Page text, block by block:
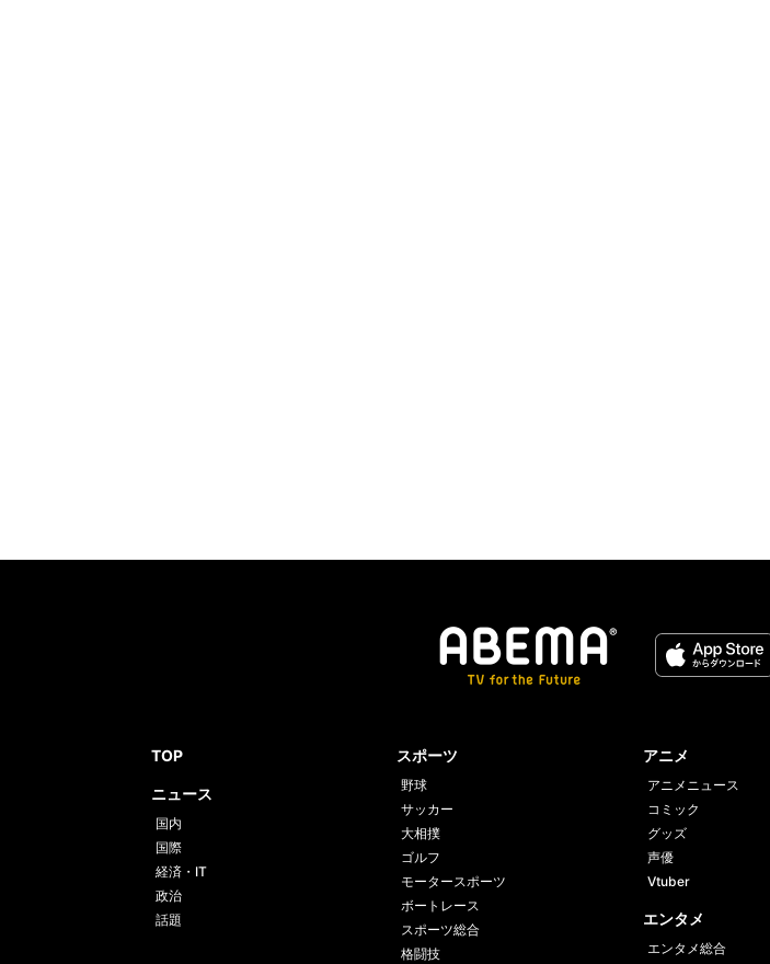
TOP
ニュース
国内
国際
経済・IT
政治
話題
スポーツ
野球
サッカー
大相撲
ゴルフ
モータースポーツ
ボートレース
スポーツ総合
格闘技
アニメ
アニメニュース
コミック
グッズ
声優
Vtuber
エンタメ
エンタメ総合